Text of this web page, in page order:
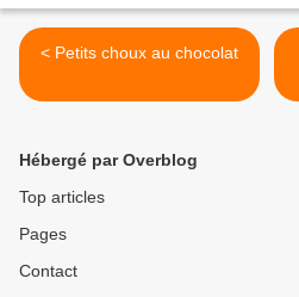
< Petits choux au chocolat
Hébergé par Overblog
Top articles
Pages
Contact